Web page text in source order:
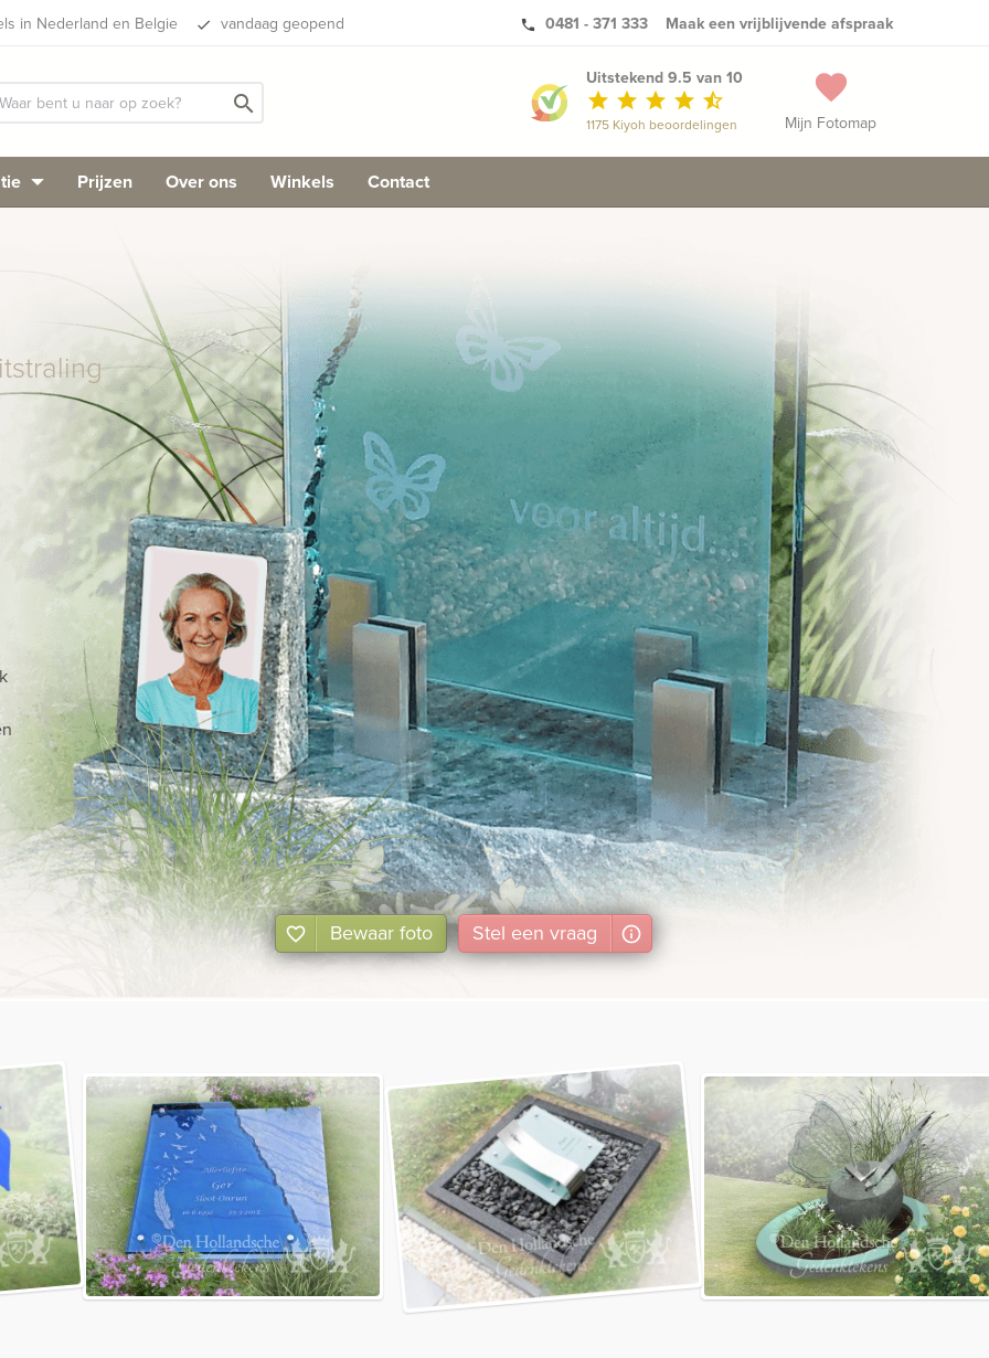
in Nederland en Belgie done vandaag geopend phone 0481 - 371 333 Maak een vrijblijvende afspraak
search favorite
Mijn Fotomap
Uitstekend 9.5 van 10
star star star star star_half
1175 Kiyoh beoordelingen
Prijzen Over ons Winkels Contact
Bewaar foto Stel een vraag